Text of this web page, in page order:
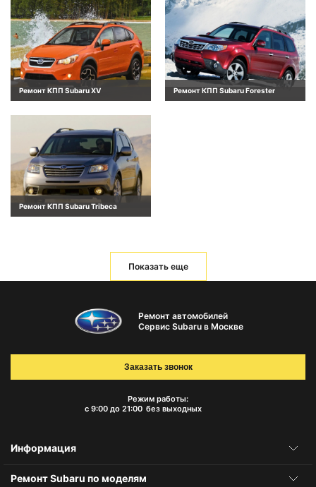
Ремонт КПП Subaru XV Ремонт КПП Subaru Forester
Ремонт КПП Subaru Tribeca
Показать еще
Ремонт автомобилей
Сервис Subaru в Москве
Режим работы:
с 9:00 до 21:00 без выходных
Заказать звонок
Информация
Ремонт Subaru по моделям